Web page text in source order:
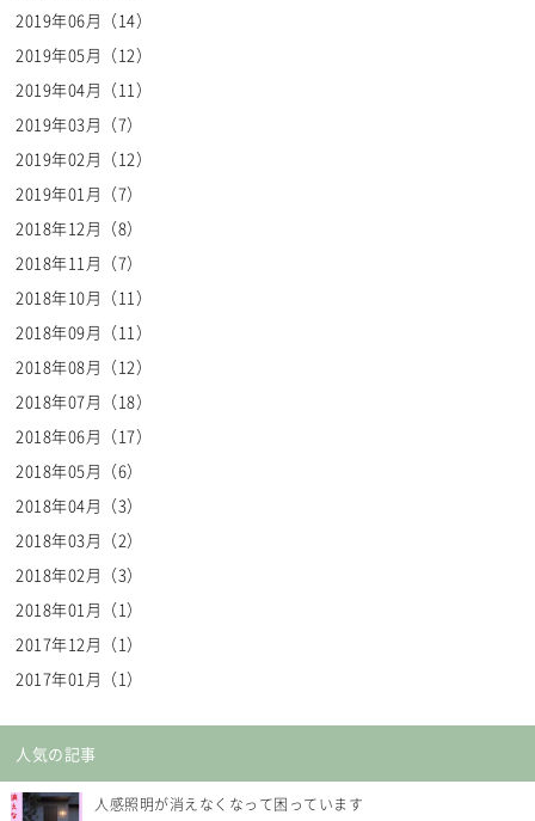
2019年06月（14）
2019年05月（12）
2019年04月（11）
2019年03月（7）
2019年02月（12）
2019年01月（7）
2018年12月（8）
2018年11月（7）
2018年10月（11）
2018年09月（11）
2018年08月（12）
2018年07月（18）
2018年06月（17）
2018年05月（6）
2018年04月（3）
2018年03月（2）
2018年02月（3）
2018年01月（1）
2017年12月（1）
2017年01月（1）
人気の記事
人感照明が消えなくなって困っています